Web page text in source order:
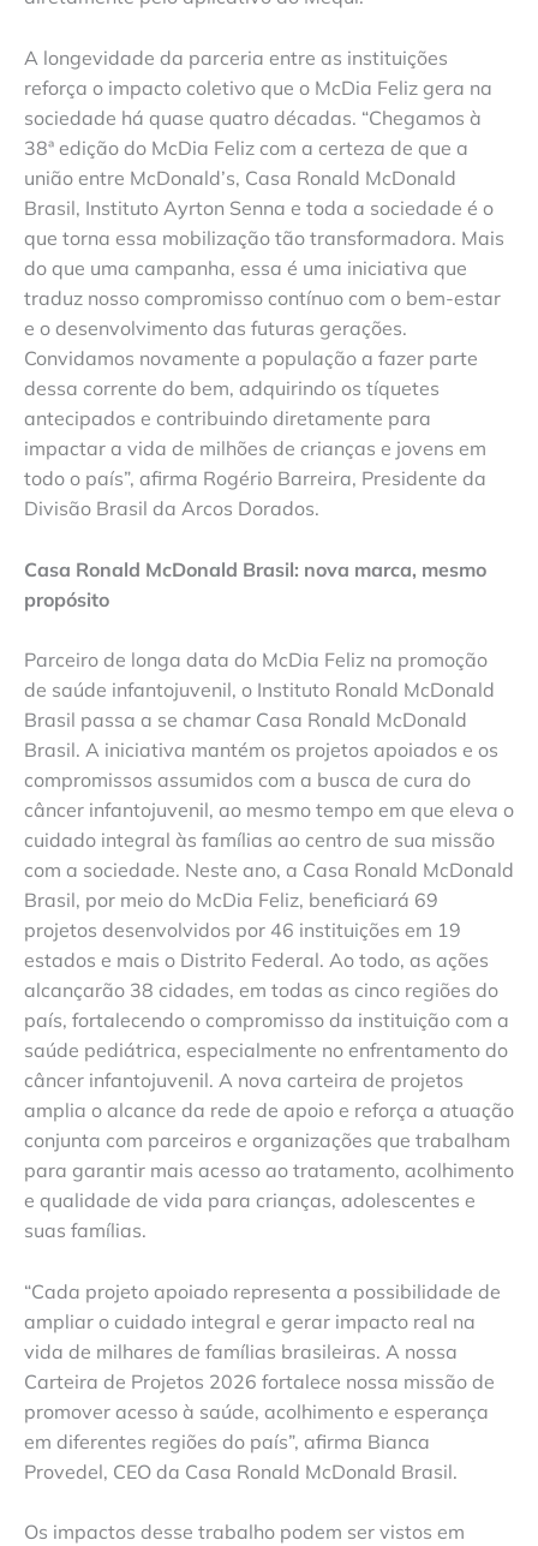
A longevidade da parceria entre as instituições
reforça o impacto coletivo que o McDia Feliz gera na
sociedade há quase quatro décadas. “Chegamos à
38ª edição do McDia Feliz com a certeza de que a
união entre McDonald’s, Casa Ronald McDonald
Brasil, Instituto Ayrton Senna e toda a sociedade é o
que torna essa mobilização tão transformadora. Mais
do que uma campanha, essa é uma iniciativa que
traduz nosso compromisso contínuo com o bem-estar
e o desenvolvimento das futuras gerações.
Convidamos novamente a população a fazer parte
dessa corrente do bem, adquirindo os tíquetes
antecipados e contribuindo diretamente para
impactar a vida de milhões de crianças e jovens em
todo o país”, afirma Rogério Barreira, Presidente da
Divisão Brasil da Arcos Dorados.
Casa Ronald McDonald Brasil: nova marca, mesmo
propósito
Parceiro de longa data do McDia Feliz na promoção
de saúde infantojuvenil, o Instituto Ronald McDonald
Brasil passa a se chamar Casa Ronald McDonald
Brasil. A iniciativa mantém os projetos apoiados e os
compromissos assumidos com a busca de cura do
câncer infantojuvenil, ao mesmo tempo em que eleva o
cuidado integral às famílias ao centro de sua missão
com a sociedade. Neste ano, a Casa Ronald McDonald
Brasil, por meio do McDia Feliz, beneficiará 69
projetos desenvolvidos por 46 instituições em 19
estados e mais o Distrito Federal. Ao todo, as ações
alcançarão 38 cidades, em todas as cinco regiões do
país, fortalecendo o compromisso da instituição com a
saúde pediátrica, especialmente no enfrentamento do
câncer infantojuvenil. A nova carteira de projetos
amplia o alcance da rede de apoio e reforça a atuação
conjunta com parceiros e organizações que trabalham
para garantir mais acesso ao tratamento, acolhimento
e qualidade de vida para crianças, adolescentes e
suas famílias.
“Cada projeto apoiado representa a possibilidade de
ampliar o cuidado integral e gerar impacto real na
vida de milhares de famílias brasileiras. A nossa
Carteira de Projetos 2026 fortalece nossa missão de
promover acesso à saúde, acolhimento e esperança
em diferentes regiões do país”, afirma Bianca
Provedel, CEO da Casa Ronald McDonald Brasil.
Os impactos desse trabalho podem ser vistos em